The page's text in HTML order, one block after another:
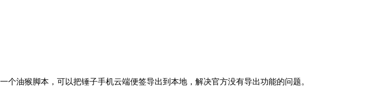
一个油猴脚本，可以把锤子手机云端便签导出到本地，解决官方没有导出功能的问题。